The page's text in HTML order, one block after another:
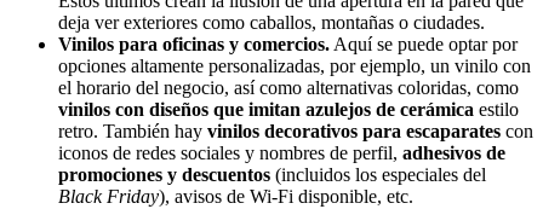
deja ver exteriores como caballos, montañas o ciudades.
Vinilos para oficinas y comercios. Aquí se puede optar por
opciones altamente personalizadas, por ejemplo, un vinilo con
el horario del negocio, así como alternativas coloridas, como
vinilos con diseños que imitan azulejos de cerámica estilo
retro. También hay vinilos decorativos para escaparates con
iconos de redes sociales y nombres de perfil, adhesivos de
promociones y descuentos (incluidos los especiales del
Black Friday), avisos de Wi-Fi disponible, etc.